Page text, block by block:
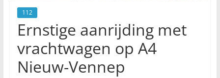
112
Ernstige aanrijding met
vrachtwagen op A4
Nieuw-Vennep